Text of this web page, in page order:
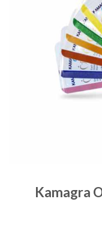
Kamagra